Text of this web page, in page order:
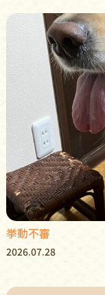
挙動不審
2026.07.28